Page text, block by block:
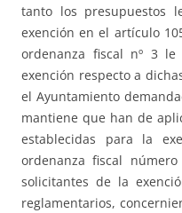
tanto los presupuestos
exención en el artículo
ordenanza fiscal nº 3
exención respecto a
el Ayuntamiento
mantiene que han de
establecidas para la
ordenanza fiscal
solicitantes de la
reglamentarios,